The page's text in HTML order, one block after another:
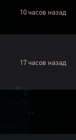
10 часов назад
17 часов назад